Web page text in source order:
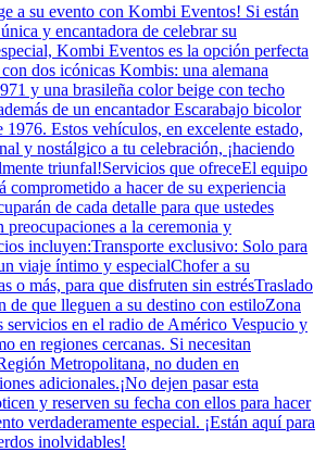
a su evento con Kombi Eventos! Si están
y encantadora de celebrar su
Kombi Eventos es la opción perfecta
dos icónicas Kombis: una alemana
y una brasileña color beige con techo
de un encantador Escarabajo bicolor
Estos vehículos, en excelente estado,
y nostálgico a tu celebración, ¡haciendo
triunfal!Servicios que ofreceEl equipo
comprometido a hacer de su experiencia
de cada detalle para que ustedes
preocupaciones a la ceremonia y
incluyen:Transporte exclusivo: Solo para
viaje íntimo y especialChofer a su
o más, para que disfruten sin estrésTraslado
de que lleguen a su destino con estiloZona
servicios en el radio de Américo Vespucio y
en regiones cercanas. Si necesitan
Metropolitana, no duden en
adicionales.¡No dejen pasar esta
y reserven su fecha con ellos para hacer
verdaderamente especial. ¡Están aquí para
inolvidables!